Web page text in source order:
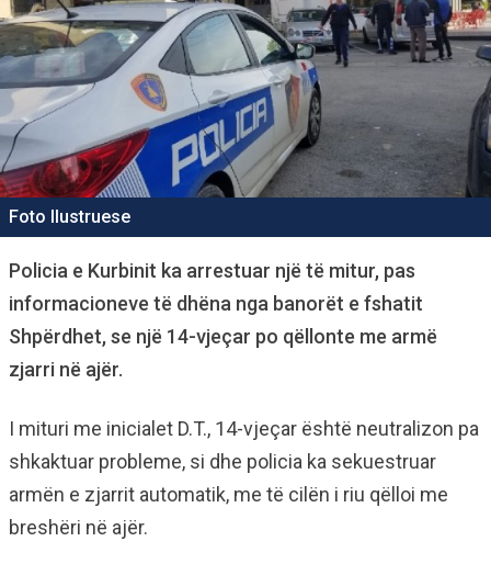
Foto Ilustruese
Policia e Kurbinit ka arrestuar një të mitur, pas
informacioneve të dhëna nga banorët e fshatit
Shpërdhet, se një 14-vjeçar po qëllonte me armë
zjarri në ajër.
I mituri me inicialet D.T., 14-vjeçar është neutralizon pa
shkaktuar probleme, si dhe policia ka sekuestruar
armën e zjarrit automatik, me të cilën i riu qëlloi me
breshëri në ajër.